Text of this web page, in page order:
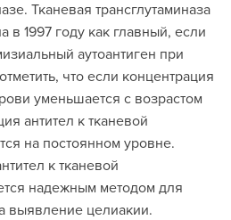
Тканевая трансглутаминаза
1997 году как главный, если
аутоантиген при
что если концентрация
уменьшается с возрастом
антител к тканевой
на постоянном уровне.
к тканевой
надежным методом для
выявление целиакии.